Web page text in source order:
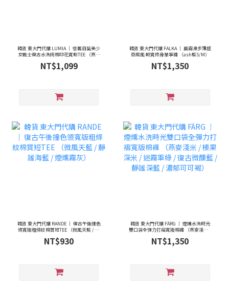
韓貨 東大門代購 LUMIA ｜ 懷舊自留美少
女戰士復古水洗純棉印花寬鬆TEE （燕麥
白 / 霧感灰）
NT$1,099
韓貨 東大門代購 FALKA ｜ 晨霧漫步薄感
亞麻風 輕寬修身單寧褲 （ash藍S/M）
NT$1,350
韓貨 東大門代購 RANDE ｜ 復古午後撞色
領寬版粗條紋棉質短TEE （微風天藍 / 靜
謐海藍 / 煙燻霧灰）
NT$930
韓貨 東大門代購 FÄRG ｜ 煙燻水洗時光
雙口袋全彈力打褶寬版棉褲 （燕麥淺米 /
榛果深米 / 迷霧軍綠 / 復古微醺藍 / 靜謐
深藍 / 濃郁可可褐）
NT$1,350